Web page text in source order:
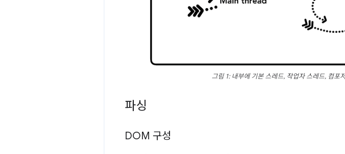
그림 1: 내부에 기본 스레드, 작업자 스레드, 컴포
파싱
DOM 구성